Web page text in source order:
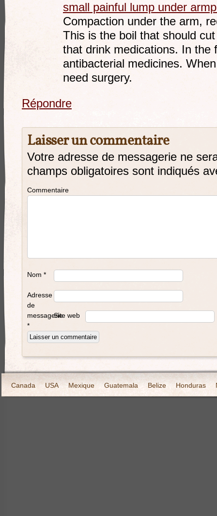
small painful lump under
Compaction under the arm,
This is the boil that should
that drink medications. In the
antibacterial medicines.
need surgery.
Répondre
Laisser un commentaire
Votre adresse de messagerie ne
champs obligatoires sont indiqués
Commentaire
Nom *
Adresse
de
messagerie
*
Site web
Canada USA Mexique Guatemala Belize Honduras